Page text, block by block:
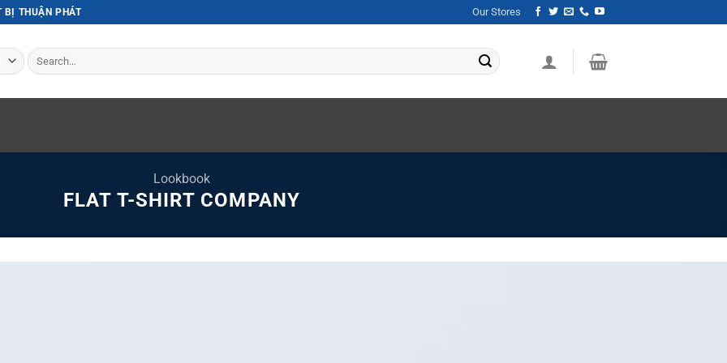
BỊ THUẬN PHÁT Our Stores
Search
for:
Lookbook
FLAT T-SHIRT COMPANY